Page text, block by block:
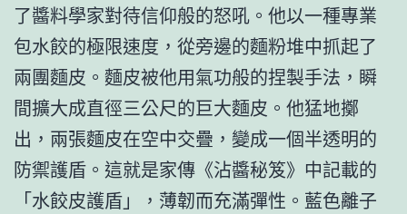
了醬料學家對待信仰般的怒吼。他以一種專業
包水餃的極限速度，從旁邊的麵粉堆中抓起了
兩團麵皮。麵皮被他用氣功般的捏製手法，瞬
間擴大成直徑三公尺的巨大麵皮。他猛地擲
出，兩張麵皮在空中交疊，變成一個半透明的
防禦護盾。這就是家傳《沾醬秘笈》中記載的
「水餃皮護盾」，薄韌而充滿彈性。藍色離子